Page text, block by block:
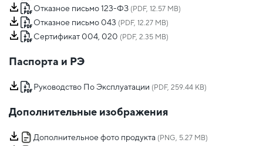
Отказное письмо 123-ФЗ (PDF, 12.57 MB)
Отказное письмо 043 (PDF, 12.27 MB)
Сертификат 004, 020 (PDF, 2.35 MB)
Паспорта и РЭ
Руководство По Эксплуатации (PDF, 259.44 KB)
Дополнительные изображения
Дополнительное фото продукта (PNG, 5.27 MB)